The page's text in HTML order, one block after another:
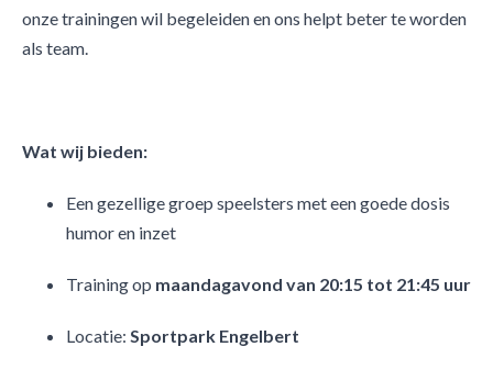
onze trainingen wil begeleiden en ons helpt beter te worden
als team.
Wat wij bieden:
Een gezellige groep speelsters met een goede dosis
humor en inzet
Training op maandagavond van 20:15 tot 21:45 uur
Locatie: Sportpark Engelbert